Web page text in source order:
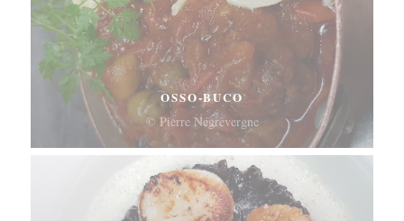
OSSO-BUCO
© Pierre Négrevergne